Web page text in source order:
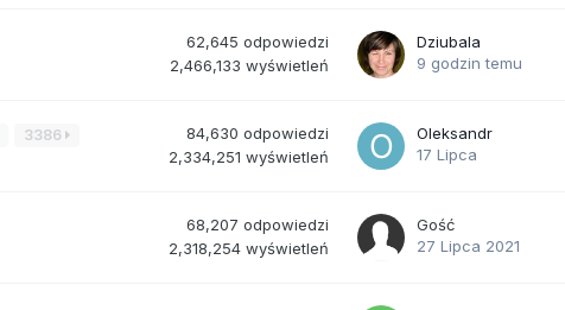
62,645 odpowiedzi
2,466,133 wyświetleń
Dziubala
9 godzin temu
3386 84,630 odpowiedzi
2,334,251 wyświetleń
Oleksandr
17 Lipca
68,207 odpowiedzi
2,318,254 wyświetleń
Gość
27 Lipca 2021